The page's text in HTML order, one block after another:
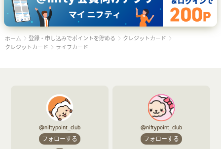
ホーム 登録・申し込みでポイントを貯める
クレジットカード
クレジットカード
ライフカード
@niftypoint_club
フォローする
@niftypoint_club
フォローする